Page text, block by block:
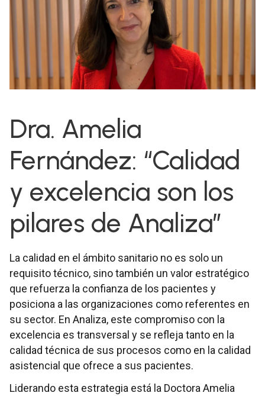
Dra. Amelia
Fernández: “Calidad
y excelencia son los
pilares de Analiza”
La calidad en el ámbito sanitario no es solo un
requisito técnico, sino también un valor estratégico
que refuerza la confianza de los pacientes y
posiciona a las organizaciones como referentes en
su sector. En Analiza, este compromiso con la
excelencia es transversal y se refleja tanto en la
calidad técnica de sus procesos como en la calidad
asistencial que ofrece a sus pacientes.
Liderando esta estrategia está la Doctora Amelia